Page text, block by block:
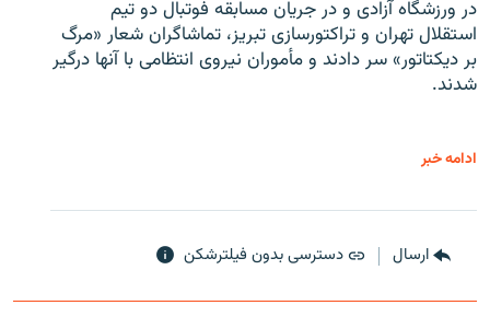
در ورزشگاه آزادی و در جریان مسابقه فوتبال دو تیم
استقلال تهران و تراکتورسازی تبریز، تماشاگران شعار «مرگ
بر دیکتاتور» سر دادند و مأموران نیروی انتظامی با آنها درگیر
شدند.
ادامه خبر
ارسال دسترسی بدون فیلترشکن